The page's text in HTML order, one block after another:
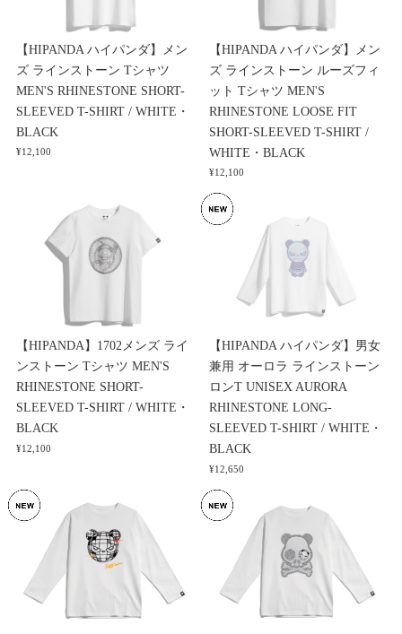
【HIPANDA ハイパンダ】メン
ズ ラインストーン Tシャツ
MEN'S RHINESTONE SHORT-
SLEEVED T-SHIRT / WHITE・
BLACK
¥12,100
【HIPANDA ハイパンダ】メン
ズ ラインストーン ルーズフィ
ット Tシャツ MEN'S
RHINESTONE LOOSE FIT
SHORT-SLEEVED T-SHIRT /
WHITE・BLACK
¥12,100
【HIPANDA】1702メンズ ライ
ンストーン Tシャツ MEN'S
RHINESTONE SHORT-
SLEEVED T-SHIRT / WHITE・
BLACK
¥12,100
【HIPANDA ハイパンダ】男女
兼用 オーロラ ラインストーン
ロンT UNISEX AURORA
RHINESTONE LONG-
SLEEVED T-SHIRT / WHITE・
BLACK
¥12,650